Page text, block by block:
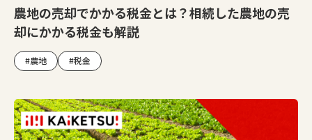
農地の売却でかかる税金とは？相続した農地の売
却にかかる税金も解説
#農地 #税金